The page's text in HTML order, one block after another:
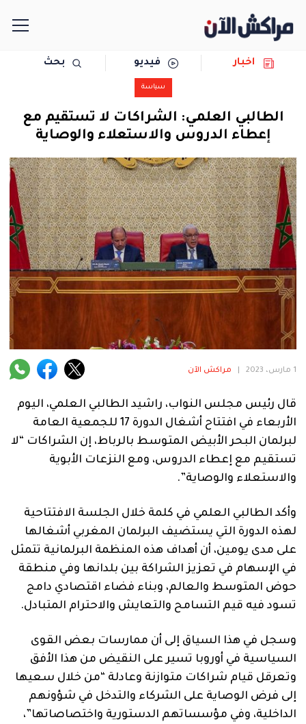
سياسة
رياضة
حوادث
دولية
المرأة
منوعة
آراء
اخبار فيديو بحث
سياسة
الطالبي العلمي: الشراكات لا تستقيم مع
إعطاء الدروس والاستعلاء والوصاية
1 مارس، 2023 مراكش الآن
قال رئيس مجلس النواب، راشيد الطالبي العلمي، اليوم
الأربعاء في افتتاح أشغال الدورة 17 للجمعية العامة
لبرلمان البحر الأبيض المتوسط بالرباط، إن الشراكات “لا
تستقيم مع إعطاء الدروس، ومع النزعات الأبوية
والاستعلاء والوصاية”.
وأكد الطالبي العلمي في كلمة خلال الجلسة الافتتاحية
لهذه الدورة التي يستضيف البرلمان المغربي أشغالها
على مدى يومين، أن أهداف هذه المنظمة البرلمانية تتمثل
في الإسهام في تعزيز الشراكة بين بلدانها وفي منطقة
حوض المتوسط والعالم، وبناء فضاء اقتصادي دامج
تسود فيه قيم التسامح والتعايش والاحترام المتبادل.
وسجل في هذا السياق إلى أن ممارسات بعض القوى
السياسية في أوروبا تسير على النقيض من هذا الأفق
وتعرقل قيام شراكات متوازنة وعادلة “من خلال سعيها
إلى فرض الوصاية على الشركاء والتدخل في شؤونهم
الداخلية، وفي مؤسساتهم الدستورية واختصاصاتها”،